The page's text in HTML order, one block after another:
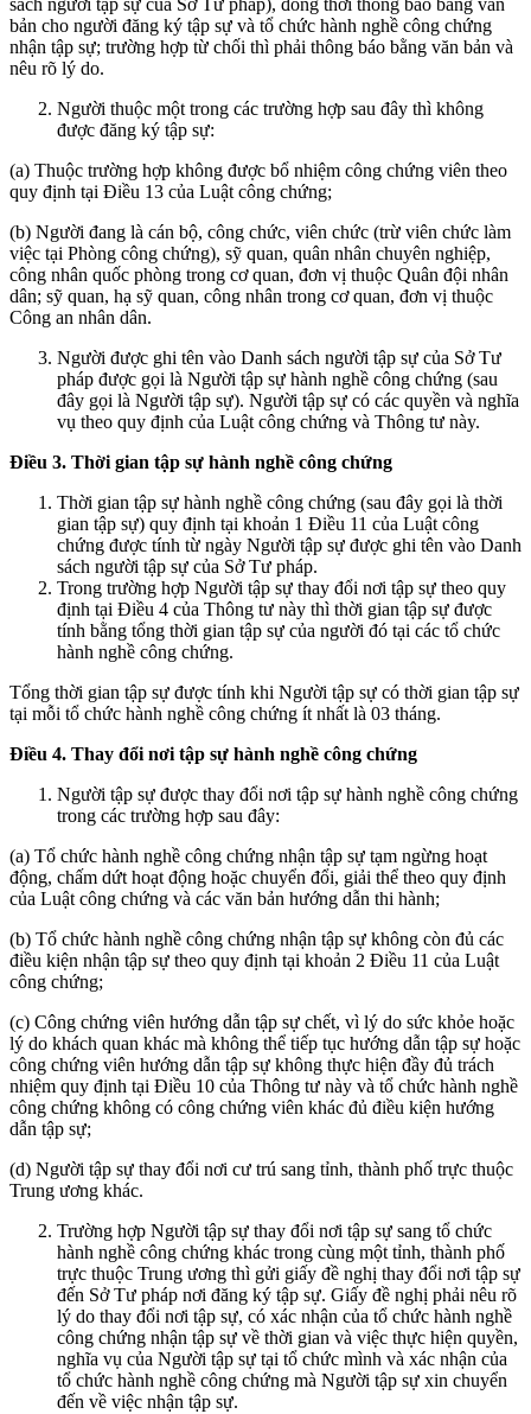
sách người tập sự của Sở Tư pháp), đồng thời thông báo bằng văn
bản cho người đăng ký tập sự và tổ chức hành nghề công chứng
nhận tập sự; trường hợp từ chối thì phải thông báo bằng văn bản và
nêu rõ lý do.
Người thuộc một trong các trường hợp sau đây thì không
được đăng ký tập sự:
(a) Thuộc trường hợp không được bổ nhiệm công chứng viên theo
quy định tại Điều 13 của Luật công chứng;
(b) Người đang là cán bộ, công chức, viên chức (trừ viên chức làm
việc tại Phòng công chứng), sỹ quan, quân nhân chuyên nghiệp,
công nhân quốc phòng trong cơ quan, đơn vị thuộc Quân đội nhân
dân; sỹ quan, hạ sỹ quan, công nhân trong cơ quan, đơn vị thuộc
Công an nhân dân.
Người được ghi tên vào Danh sách người tập sự của Sở Tư
pháp được gọi là Người tập sự hành nghề công chứng (sau
đây gọi là Người tập sự). Người tập sự có các quyền và nghĩa
vụ theo quy định của Luật công chứng và Thông tư này.
Điều 3. Thời gian tập sự hành nghề công chứng
Thời gian tập sự hành nghề công chứng (sau đây gọi là thời
gian tập sự) quy định tại khoản 1 Điều 11 của Luật công
chứng được tính từ ngày Người tập sự được ghi tên vào Danh
sách người tập sự của Sở Tư pháp.
Trong trường hợp Người tập sự thay đổi nơi tập sự theo quy
định tại Điều 4 của Thông tư này thì thời gian tập sự được
tính bằng tổng thời gian tập sự của người đó tại các tổ chức
hành nghề công chứng.
Tổng thời gian tập sự được tính khi Người tập sự có thời gian tập sự
tại mỗi tổ chức hành nghề công chứng ít nhất là 03 tháng.
Điều 4. Thay đổi nơi tập sự hành nghề công chứng
Người tập sự được thay đổi nơi tập sự hành nghề công chứng
trong các trường hợp sau đây:
(a) Tổ chức hành nghề công chứng nhận tập sự tạm ngừng hoạt
động, chấm dứt hoạt động hoặc chuyển đổi, giải thể theo quy định
của Luật công chứng và các văn bản hướng dẫn thi hành;
(b) Tổ chức hành nghề công chứng nhận tập sự không còn đủ các
điều kiện nhận tập sự theo quy định tại khoản 2 Điều 11 của Luật
công chứng;
(c) Công chứng viên hướng dẫn tập sự chết, vì lý do sức khỏe hoặc
lý do khách quan khác mà không thể tiếp tục hướng dẫn tập sự hoặc
công chứng viên hướng dẫn tập sự không thực hiện đầy đủ trách
nhiệm quy định tại Điều 10 của Thông tư này và tổ chức hành nghề
công chứng không có công chứng viên khác đủ điều kiện hướng
dẫn tập sự;
(d) Người tập sự thay đổi nơi cư trú sang tỉnh, thành phố trực thuộc
Trung ương khác.
Trường hợp Người tập sự thay đổi nơi tập sự sang tổ chức
hành nghề công chứng khác trong cùng một tỉnh, thành phố
trực thuộc Trung ương thì gửi giấy đề nghị thay đổi nơi tập sự
đến Sở Tư pháp nơi đăng ký tập sự. Giấy đề nghị phải nêu rõ
lý do thay đổi nơi tập sự, có xác nhận của tổ chức hành nghề
công chứng nhận tập sự về thời gian và việc thực hiện quyền,
nghĩa vụ của Người tập sự tại tổ chức mình và xác nhận của
tổ chức hành nghề công chứng mà Người tập sự xin chuyển
đến về việc nhận tập sự.